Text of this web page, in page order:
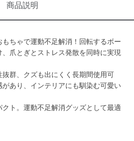
商品説明
ちゃで運動不足解消！回転するボー
爪とぎとストレス発散を同時に実現
群、クズも出にくく長期間使用可
あり、インテリアにも馴染む可愛い
ト。運動不足解消グッズとして最適